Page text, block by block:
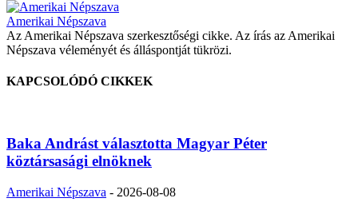
Amerikai Népszava
Az Amerikai Népszava szerkesztőségi cikke. Az írás az Amerikai
Népszava véleményét és álláspontját tükrözi.
KAPCSOLÓDÓ CIKKEK
Baka Andrást választotta Magyar Péter
köztársasági elnöknek
Amerikai Népszava - 2026-08-08